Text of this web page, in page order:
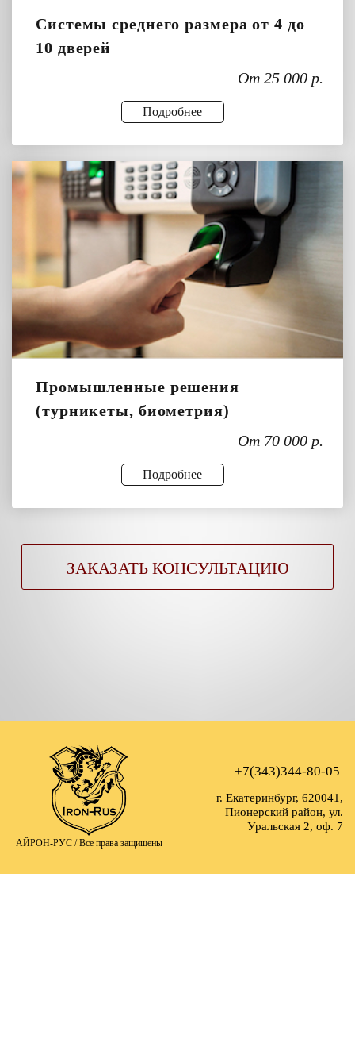
Системы среднего размера от 4 до
10 дверей
От 25 000 р.
Подробнее
Промышленные решения
(турникеты, биометрия)
От 70 000 р.
Подробнее
ЗАКАЗАТЬ КОНСУЛЬТАЦИЮ
АЙРОН-РУС /Все права защищены
+7(343)344-80-05
г. Екатеринбург, 620041,
Пионерский район, ул.
Уральская 2, оф. 7